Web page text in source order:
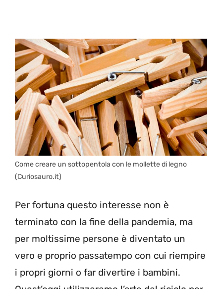
Come creare un sottopentola con le mollette di legno
(Curiosauro.it)
Per fortuna questo interesse non è
terminato con la fine della pandemia, ma
per moltissime persone è diventato un
vero e proprio passatempo con cui riempire
i propri giorni o far divertire i bambini.